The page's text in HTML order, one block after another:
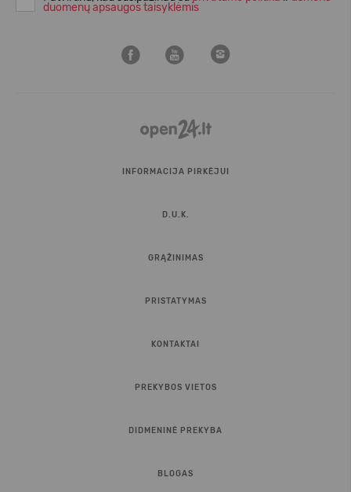
duomenų apsaugos taisyklėmis
INFORMACIJA PIRKĖJUI
D.U.K.
GRĄŽINIMAS
PRISTATYMAS
KONTAKTAI
PREKYBOS VIETOS
DIDMENINĖ PREKYBA
BLOGAS